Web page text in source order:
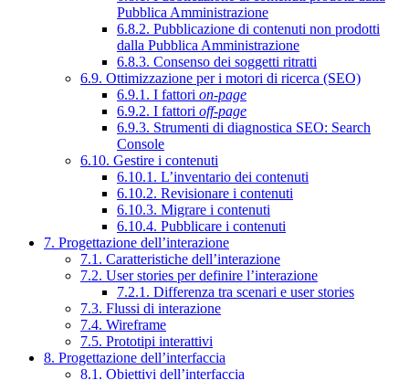
Pubblica Amministrazione
6.8.2. Pubblicazione di contenuti non prodotti
dalla Pubblica Amministrazione
6.8.3. Consenso dei soggetti ritratti
6.9. Ottimizzazione per i motori di ricerca (SEO)
6.9.1. I fattori on-page
6.9.2. I fattori off-page
6.9.3. Strumenti di diagnostica SEO: Search
Console
6.10. Gestire i contenuti
6.10.1. L’inventario dei contenuti
6.10.2. Revisionare i contenuti
6.10.3. Migrare i contenuti
6.10.4. Pubblicare i contenuti
7. Progettazione dell’interazione
7.1. Caratteristiche dell’interazione
7.2. User stories per definire l’interazione
7.2.1. Differenza tra scenari e user stories
7.3. Flussi di interazione
7.4. Wireframe
7.5. Prototipi interattivi
8. Progettazione dell’interfaccia
8.1. Obiettivi dell’interfaccia